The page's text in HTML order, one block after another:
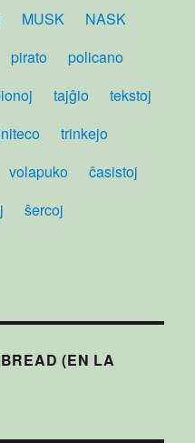
MUSK
NASK
pirato
policano
tajĝio
tekstoj
trinkejo
volapuko
ĉasistoj
ŝercoj
(EN LA